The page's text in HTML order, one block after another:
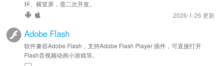
环、横竖屏，需二次开发。
2026-1-26 更新
Adobe Flash
软件兼容Adobe Flash，支持Adobe Flash Player 插件，可直接打开
Flash音视频动画小游戏等。